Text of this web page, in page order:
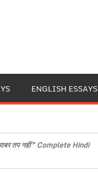
ENGLISH ESSAYS
तप नहीं” Complete Hindi